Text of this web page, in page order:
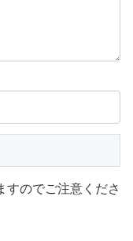
すのでご注意くださ